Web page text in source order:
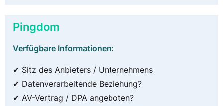
Pingdom
Verfügbare Informationen:
✔ Sitz des Anbieters / Unternehmens
✔ Datenverarbeitende Beziehung?
✔ AV-Vertrag / DPA angeboten?